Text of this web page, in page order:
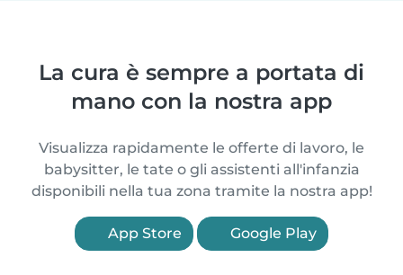
La cura è sempre a portata di
mano con la nostra app
Visualizza rapidamente le offerte di lavoro, le
babysitter, le tate o gli assistenti all'infanzia
disponibili nella tua zona tramite la nostra app!
App Store Google Play